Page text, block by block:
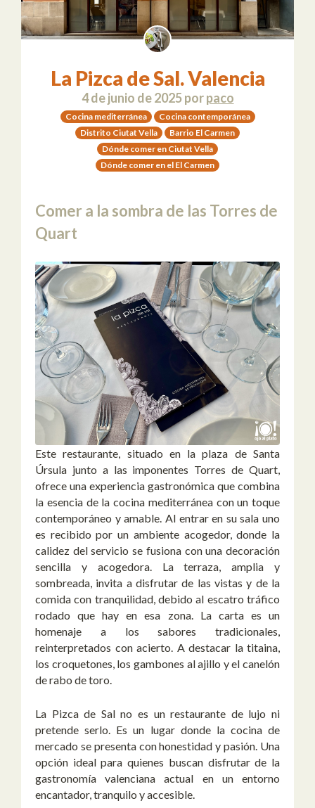
La Pizca de Sal. Valencia
4 de junio de 2025porpaco
Cocina mediterránea
Cocina contemporánea
Distrito Ciutat Vella
Barrio El Carmen
Dónde comer en Ciutat Vella
Dónde comer en el El Carmen
Comer a la sombra de las Torres de
Quart
Este restaurante, situado en la plaza de Santa
Úrsula junto a las imponentes Torres de Quart,
ofrece una experiencia gastronómica que combina
la esencia de la cocina mediterránea con un toque
contemporáneo y amable. Al entrar en su sala uno
es recibido por un ambiente acogedor, donde la
calidez del servicio se fusiona con una decoración
sencilla y acogedora. La terraza, amplia y
sombreada, invita a disfrutar de las vistas y de la
comida con tranquilidad, debido al escatro tráfico
rodado que hay en esa zona. La carta es un
homenaje a los sabores tradicionales,
reinterpretados con acierto. A destacar la titaina,
los croquetones, los gambones al ajillo y el canelón
de rabo de toro.
La Pizca de Sal no es un restaurante de lujo ni
pretende serlo. Es un lugar donde la cocina de
mercado se presenta con honestidad y pasión. Una
opción ideal para quienes buscan disfrutar de la
gastronomía valenciana actual en un entorno
encantador, tranquilo y accesible.